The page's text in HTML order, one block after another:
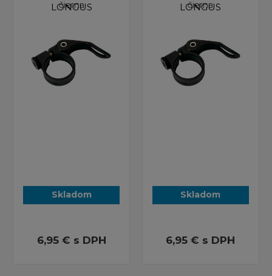
čierna
LONGUS
Skladom
6,95 € s DPH
čierna
LONGUS
Skladom
6,95 € s DPH